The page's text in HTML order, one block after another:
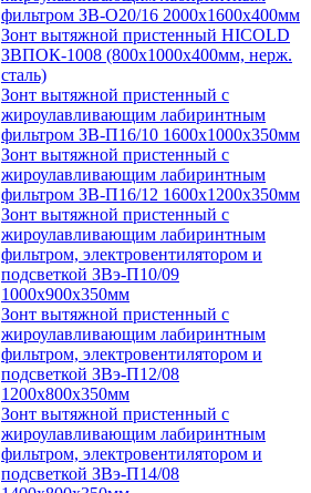
фильтром ЗВ-О20/16 2000х1600х400мм
Зонт вытяжной пристенный HICOLD
ЗВПОК-1008 (800х1000х400мм, нерж.
сталь)
Зонт вытяжной пристенный с
жироулавливающим лабиринтным
фильтром ЗВ-П16/10 1600х1000х350мм
Зонт вытяжной пристенный с
жироулавливающим лабиринтным
фильтром ЗВ-П16/12 1600х1200х350мм
Зонт вытяжной пристенный с
жироулавливающим лабиринтным
фильтром, электровентилятором и
подсветкой ЗВэ-П10/09
1000х900х350мм
Зонт вытяжной пристенный с
жироулавливающим лабиринтным
фильтром, электровентилятором и
подсветкой ЗВэ-П12/08
1200х800х350мм
Зонт вытяжной пристенный с
жироулавливающим лабиринтным
фильтром, электровентилятором и
подсветкой ЗВэ-П14/08